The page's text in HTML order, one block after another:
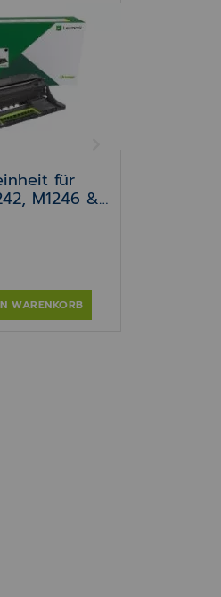
für Lexmark M1242,
für
M1246 &
WARENKORB